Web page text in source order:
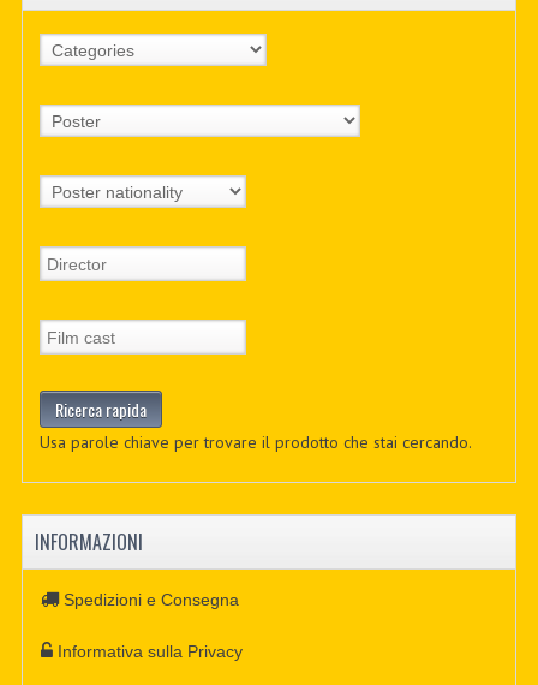
Usa parole chiave per trovare il prodotto che stai cercando.
INFORMAZIONI
Spedizioni e Consegna
Informativa sulla Privacy